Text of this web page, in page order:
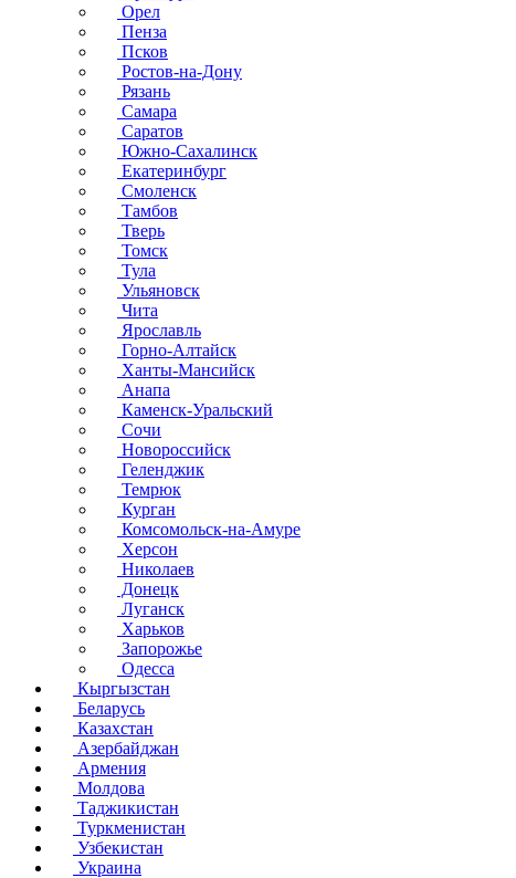
Орел
Пенза
Псков
Ростов-на-Дону
Рязань
Самара
Саратов
Южно-Сахалинск
Екатеринбург
Смоленск
Тамбов
Тверь
Томск
Тула
Ульяновск
Чита
Ярославль
Горно-Алтайск
Ханты-Мансийск
Анапа
Каменск-Уральский
Сочи
Новороссийск
Геленджик
Темрюк
Курган
Комсомольск-на-Амуре
Херсон
Николаев
Донецк
Луганск
Харьков
Запорожье
Одесса
Кыргызстан
Беларусь
Казахстан
Азербайджан
Армения
Молдова
Таджикистан
Туркменистан
Узбекистан
Украина